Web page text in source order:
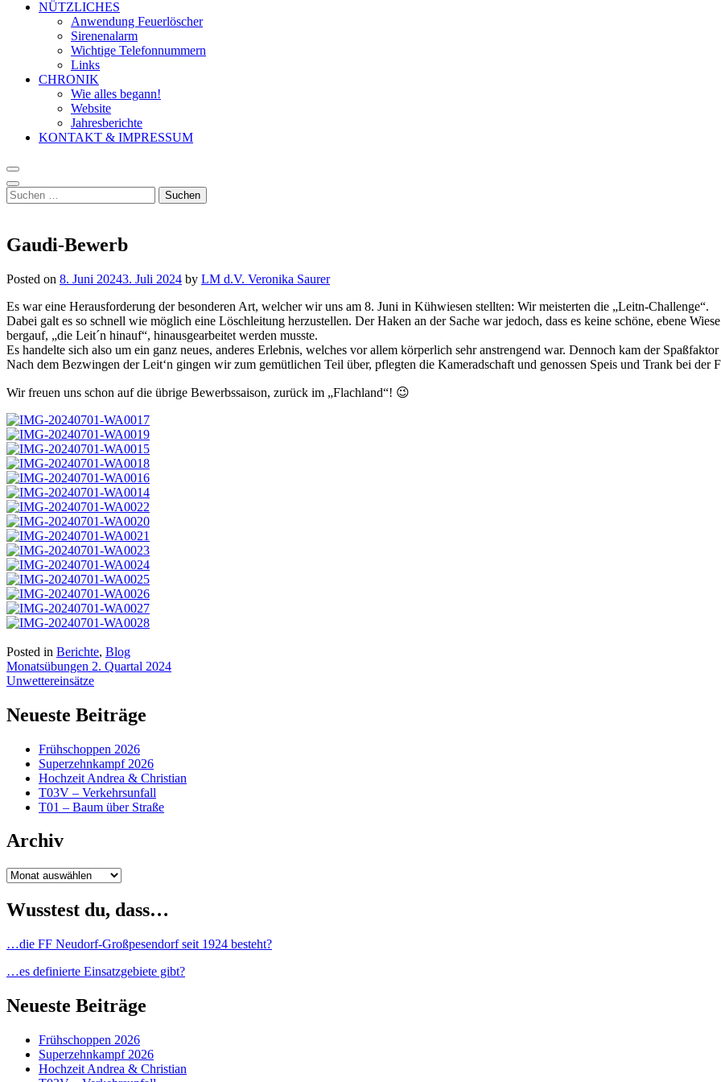
NÜTZLICHES
Anwendung Feuerlöscher
Sirenenalarm
Wichtige Telefonnummern
Links
CHRONIK
Wie alles begann!
Website
Jahresberichte
KONTAKT & IMPRESSUM
Suchen
nach:
Gaudi-Bewerb
Posted on 8. Juni 20243. Juli 2024 by LM d.V. Veronika Saurer
Es war eine Herausforderung der besonderen Art, welcher wir uns am 8. Juni in Kühwiesen stellten: Wir meisterten die „Leitn-Challenge“.
Dabei galt es so schnell wie möglich eine Löschleitung herzustellen. Der Haken an der Sache war jedoch, dass es keine schöne, ebene
bergauf, „die Leit´n hinauf“, hinausgearbeitet werden musste.
Es handelte sich also um ein ganz neues, anderes Erlebnis, welches vor allem körperlich sehr anstrengend war. Dennoch kam der
Nach dem Bezwingen der Leit‘n gingen wir zum gemütlichen Teil über, pflegten die Kameradschaft und genossen Speis und Trank bei der
Wir freuen uns schon auf die übrige Bewerbssaison, zurück im „Flachland“! 😉
Posted in Berichte, Blog
Beitragsnavigation
Monatsübungen 2. Quartal 2024
Unwettereinsätze
Neueste Beiträge
Frühschoppen 2026
Superzehnkampf 2026
Hochzeit Andrea & Christian
T03V – Verkehrsunfall
T01 – Baum über Straße
Archiv
Archiv
Wusstest du, dass…
…die FF Neudorf-Großpesendorf seit 1924 besteht?
…es definierte Einsatzgebiete gibt?
Neueste Beiträge
Frühschoppen 2026
Superzehnkampf 2026
Hochzeit Andrea & Christian